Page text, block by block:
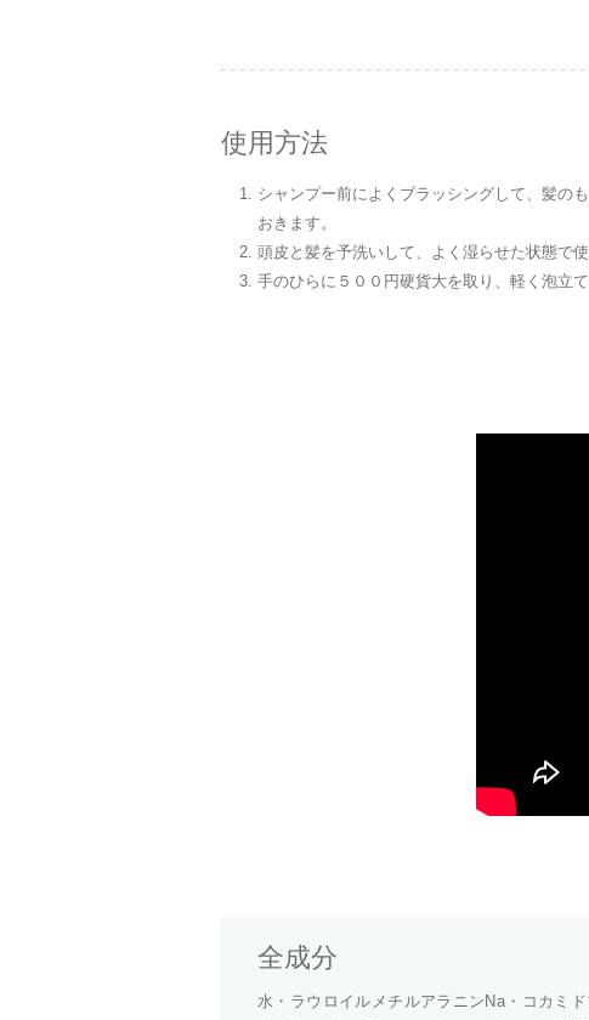
使用方法
シャンプー前によくブラッシングして、髪の
おきます。
頭皮と髪を予洗いして、よく湿らせた状態で使
手のひらに５００円硬貨大を取り、軽く泡立
全成分
水・ラウロイルメチルアラニンNa・コカミ